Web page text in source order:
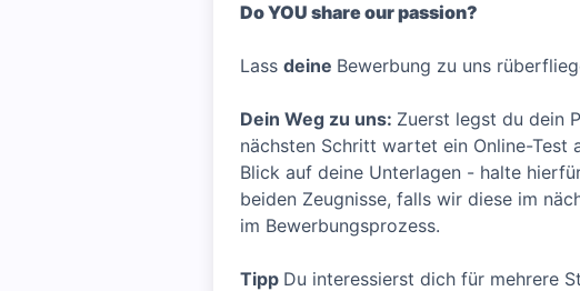
Do YOU share our passion?
Lass deine Bewerbung zu uns
Dein Weg zu uns: Zuerst legst du dein
nächsten Schritt wartet ein Online-
Blick auf deine Unterlagen - halte
beiden Zeugnisse, falls wir diese im
im Bewerbungsprozess.
Tipp Du interessierst dich für mehrere